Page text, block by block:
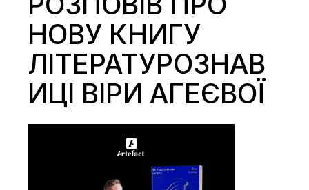
НОВУ КНИГУ
ЛІТЕРАТУРОЗНАВ
ИЦІ ВІРИ АГЕЄВОЇ